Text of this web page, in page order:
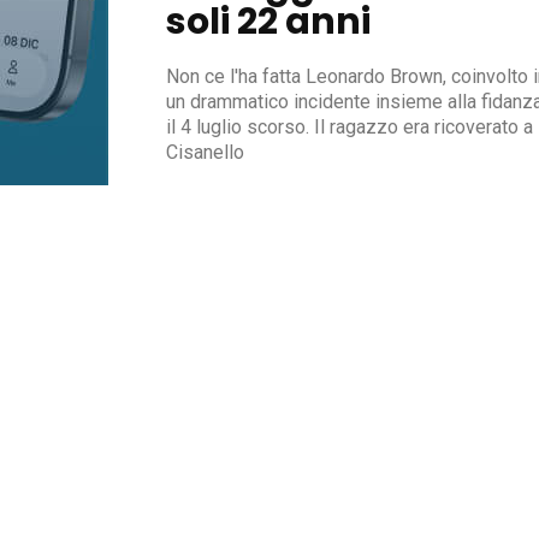
soli 22 anni
Non ce l'ha fatta Leonardo Brown, coinvolto
un drammatico incidente insieme alla
il 4 luglio scorso. Il ragazzo era ricoverato a
Cisanello